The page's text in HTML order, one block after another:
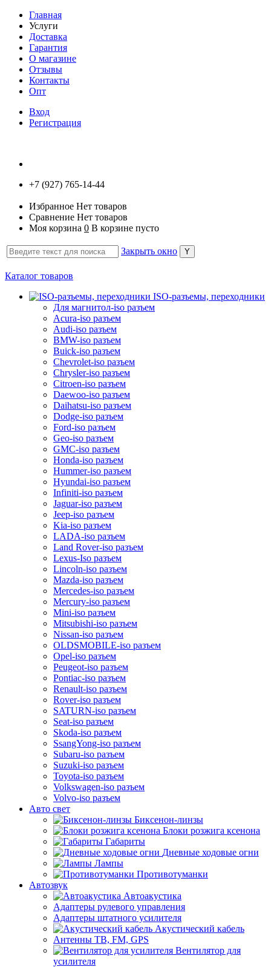
Главная
Услуги
Доставка
Гарантия
О магазине
Отзывы
Контакты
Опт
Вход
Регистрация
+7 (927) 765-14-44
Избранное Нет товаров
Сравнение Нет товаров
Моя корзина 0 В корзине пусто
Закрыть окно
Каталог товаров
ISO-разъемы, переходники
Для магнитол-iso разъем
Acura-iso разъем
Audi-iso разъем
BMW-iso разъем
Buick-iso разъем
Chevrolet-iso разъем
Chrysler-iso разъем
Citroen-iso разъем
Daewoo-iso разъем
Daihatsu-iso разъем
Dodge-iso разъем
Ford-iso разъем
Geo-iso разъем
GMC-iso разъем
Honda-iso разъем
Hummer-iso разъем
Hyundai-iso разъем
Infiniti-iso разъем
Jaguar-iso разъем
Jeep-iso разъем
Kia-iso разъем
LADA-iso разъем
Land Rover-iso разъем
Lexus-Iso разъем
Lincoln-iso разъем
Mazda-iso разъем
Mercedes-iso разъем
Mercury-iso разъем
Mini-iso разъем
Mitsubishi-iso разъем
Nissan-iso разъем
OLDSMOBILE-iso разъем
Opel-iso разъем
Peugeot-iso разъем
Pontiac-iso разъем
Renault-iso разъем
Rover-iso разъем
SATURN-iso разъем
Seat-iso разъем
Skoda-iso разъем
SsangYong-iso разъем
Subaru-iso разъем
Suzuki-iso разъем
Toyota-iso разъем
Volkswagen-iso разъем
Volvo-iso разъем
Авто свет
Биксенон-линзы
Блоки розжига ксенона
Габариты
Дневные ходовые огни
Лампы
Противотуманки
Автозвук
Автоакустика
Адаптеры рулевого управления
Адаптеры штатного усилителя
Акустический кабель
Антенны ТВ, FM, GPS
Вентилятор для
усилителя